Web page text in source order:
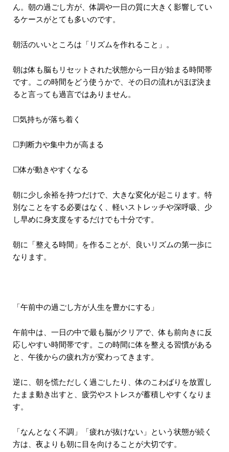
ん。朝の過ごし方が、体調や一日の質に大きく影響してい
るケースがとても多いのです。
朝活のいいところは「リズムを作れること」。
朝は体も脳もリセットされた状態から一日が始まる時間帯
です。この時間をどう使うかで、その日の流れがほぼ決ま
ると言っても過言ではありません。
☐気持ちが落ち着く
☐判断力や集中力が高まる
☐体が動きやすくなる
朝に少し余裕を持つだけで、大きな変化が起こります。特
別なことをする必要はなく、軽いストレッチや深呼吸、少
し早めに身支度をするだけでも十分です。
朝に「整える時間」を作ることが、良いリズムの第一歩に
なります。
「午前中の過ごし方が人生を豊かにする」
午前中は、一日の中で最も脳がクリアで、体も前向きに反
応しやすい時間帯です。この時間に体を整える習慣がある
と、午後からの疲れ方が変わってきます。
逆に、朝を慌ただしく過ごしたり、体のこわばりを放置し
たまま動き出すと、疲労やストレスが蓄積しやすくなりま
す。
「なんとなく不調」「疲れが抜けない」という状態が続く
方は、夜よりも朝に目を向けることが大切です。